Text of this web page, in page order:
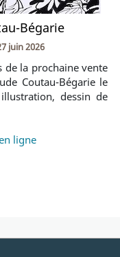
Bégarie
juin 2026
de la prochaine vente
Coutau-Bégarie le
dessin de
ligne